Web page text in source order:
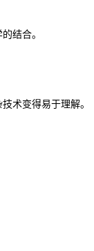
结合。
术变得易于理解。